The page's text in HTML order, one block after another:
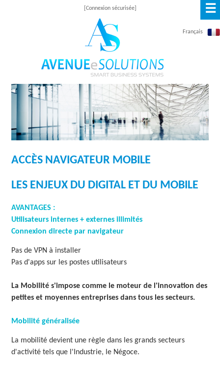
A
V
E
U
E
S
O
L
T
O
N
S
[Connexion sécurisée]
Français
ACCÈS NAVIGATEUR MOBILE
LES ENJEUX DU DIGITAL ET DU MOBILE
AVANTAGES :
Utilisateurs internes + externes illimités
Connexion directe par navigateur
Pas de VPN à installer
Pas d'apps sur les postes utilisateurs
La Mobilité s'impose comme le moteur de l'innovation des
petites et moyennes entreprises dans tous les secteurs.
Mobilité généralisée
La mobilité devient une règle dans les grands secteurs
d'activité tels que l'Industrie, le Négoce.
☰